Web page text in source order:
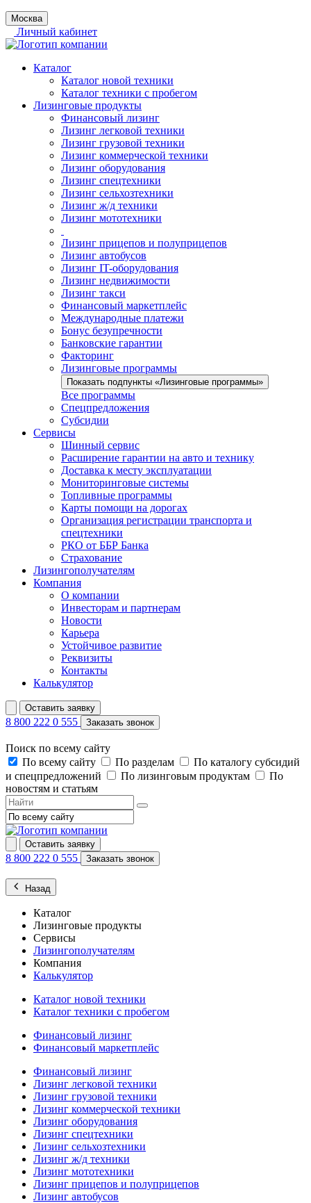
Москва
Личный кабинет
Каталог
Каталог новой техники
Каталог техники с пробегом
Лизинговые продукты
Финансовый лизинг
Лизинг легковой техники
Лизинг грузовой техники
Лизинг коммерческой техники
Лизинг оборудования
Лизинг спецтехники
Лизинг сельхозтехники
Лизинг ж/д техники
Лизинг мототехники
Лизинг прицепов и полуприцепов
Лизинг автобусов
Лизинг IT-оборудования
Лизинг недвижимости
Лизинг такси
Финансовый маркетплейс
Международные платежи
Бонус безупречности
Банковские гарантии
Факторинг
Лизинговые программы
Показать подпункты «Лизинговые программы»
Все программы
Спецпредложения
Субсидии
Сервисы
Шинный сервис
Расширение гарантии на авто и технику
Доставка к месту эксплуатации
Мониторинговые системы
Топливные программы
Карты помощи на дорогах
Организация регистрации транспорта и
спецтехники
РКО от ББР Банка
Страхование
Лизингополучателям
Компания
О компании
Инвесторам и партнерам
Новости
Карьера
Устойчивое развитие
Реквизиты
Контакты
Калькулятор
Оставить заявку
8 800 222 0 555 Заказать звонок
Поиск по всему сайту
По всему сайту
По разделам
По каталогу субсидий
и спецпредложений
По лизинговым продуктам
По
новостям и статьям
Оставить заявку
8 800 222 0 555 Заказать звонок
Назад
Каталог
Лизинговые продукты
Сервисы
Лизингополучателям
Компания
Калькулятор
Каталог новой техники
Каталог техники с пробегом
Финансовый лизинг
Финансовый маркетплейс
Финансовый лизинг
Лизинг легковой техники
Лизинг грузовой техники
Лизинг коммерческой техники
Лизинг оборудования
Лизинг спецтехники
Лизинг сельхозтехники
Лизинг ж/д техники
Лизинг мототехники
Лизинг прицепов и полуприцепов
Лизинг автобусов